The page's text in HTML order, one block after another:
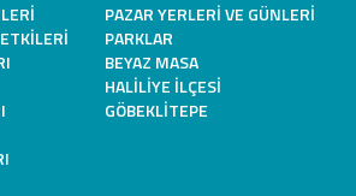
PAZAR YERLERI VE GÜNLERI
PARKLAR
BEYAZ MASA
HALILIYE İLÇESI
GÖBEKLITEPE